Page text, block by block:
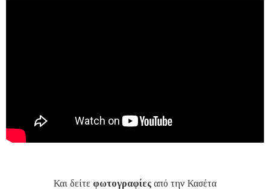
Και δείτε φωτογραφίες από την Κασέτα